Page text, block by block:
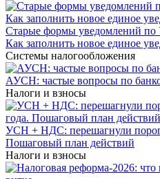
Старые формы уведомлений по
Как заполнить новое единое
Системы налогообложения
АУСН: частые вопросы по
Налоги и взносы
УСН + НДС: перешагнули порог
Пошаговый план действий
Налоги и взносы